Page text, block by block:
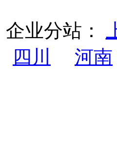
企业分站：
四川
河南